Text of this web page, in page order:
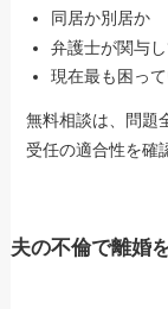
同居か別居か
弁護士が関与
現在最も困っ
無料相談は、問題
受任の適合性を確
夫の不倫で離婚